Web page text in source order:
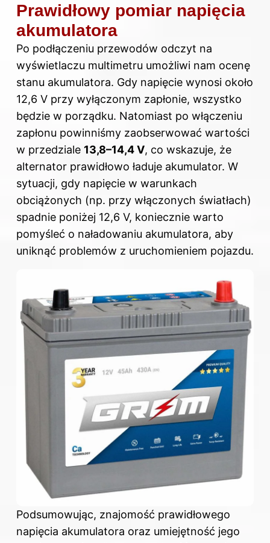
Prawidłowy pomiar napięcia
akumulatora
Po podłączeniu przewodów odczyt na
wyświetlaczu multimetru umożliwi nam ocenę
stanu akumulatora. Gdy napięcie wynosi około
12,6 V przy wyłączonym zapłonie, wszystko
będzie w porządku. Natomiast po włączeniu
zapłonu powinniśmy zaobserwować wartości
w przedziale 13,8–14,4 V, co wskazuje, że
alternator prawidłowo ładuje akumulator. W
sytuacji, gdy napięcie w warunkach
obciążonych (np. przy włączonych światłach)
spadnie poniżej 12,6 V, koniecznie warto
pomyśleć o naładowaniu akumulatora, aby
uniknąć problemów z uruchomieniem pojazdu.
Podsumowując, znajomość prawidłowego
napięcia akumulatora oraz umiejętność jego